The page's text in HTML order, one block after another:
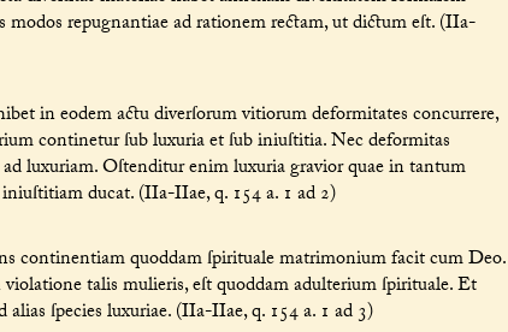
modos repugnantiae ad rationem rectam, ut dictum eſt. (IIa-
in eodem actu diverſorum vitiorum deformitates concurrere,
continetur ſub luxuria et ſub iniuſtitia. Nec deformitas
luxuriam. Oſtenditur enim luxuria gravior quae in tantum
ducat. (IIa-IIae, q. 154 a. 1 ad 2)
continentiam quoddam ſpirituale matrimonium facit cum Deo.
talis mulieris, eſt quoddam adulterium ſpirituale. Et
ſpecies luxuriae. (IIa-IIae, q. 154 a. 1 ad 3)